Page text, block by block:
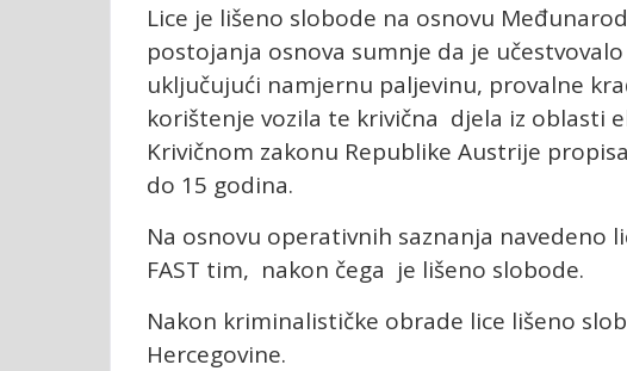
Lice je lišeno slobode na osnovu
postojanja osnova sumnje da je
uključujući namjernu paljevinu, provalne
korištenje vozila te krivična djela iz oblasti
Krivičnom zakonu Republike Austrije
do 15 godina.
Na osnovu operativnih saznanja navedeno
FAST tim, nakon čega je lišeno slobode.
Nakon kriminalističke obrade lice lišeno
Hercegovine.